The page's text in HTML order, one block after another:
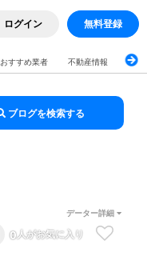
ログイン 無料登録
おすすめ業者 不動産情報 ブログ
ブログを検索する
0人がお気に入り
データー詳細